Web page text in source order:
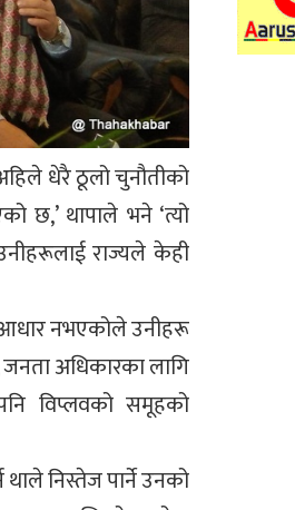
धेरै ठूलो चुनौतीको
छ,’ थापाले भने ‘त्यो
राज्यले केही
आधार नभएकोले उनीहरू
अधिकारका लागि
विप्लवको समूहको
निस्तेज पार्ने उनको